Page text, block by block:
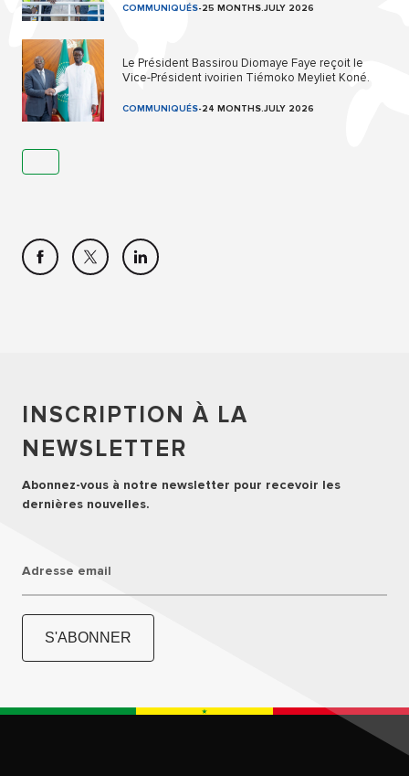
COMMUNIQUÉS-25 MONTHS.JULY 2026
Le Président Bassirou Diomaye Faye reçoit le
Vice-Président ivoirien Tiémoko Meyliet Koné.
COMMUNIQUÉS-24 MONTHS.JULY 2026
INSCRIPTION À LA
NEWSLETTER
Abonnez-vous à notre newsletter pour recevoir les
dernières nouvelles.
Adresse email
S'ABONNER